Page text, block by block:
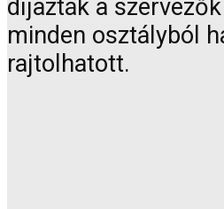
díjazták a
minden osztályból
rajtolhatott.